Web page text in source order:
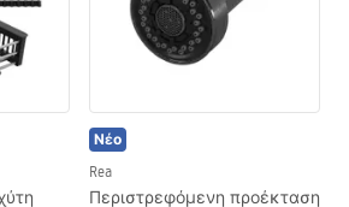
Νέο
Rea
Περιστρεφόμενη προέκταση